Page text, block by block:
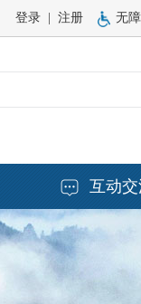
登录 注册 无
互动